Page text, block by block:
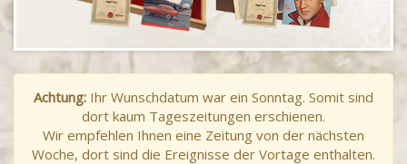
Achtung: Ihr Wunschdatum war ein Sonntag. Somit sind
dort kaum Tageszeitungen erschienen.
Wir empfehlen Ihnen eine Zeitung von der nächsten
Woche, dort sind die Ereignisse der Vortage enthalten.